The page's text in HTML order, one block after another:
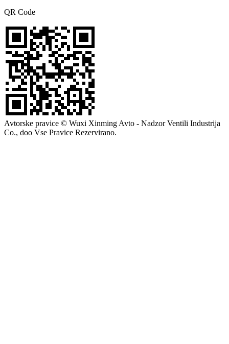
QR Code
Avtorske pravice © Wuxi Xinming Avto - Nadzor Ventili Industrija
Co., doo Vse Pravice Rezervirano.